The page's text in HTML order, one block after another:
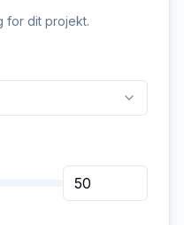
for dit projekt.